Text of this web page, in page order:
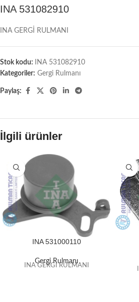
INA 531082910
INA GERGİ RULMANI
Stok kodu:
INA 531082910
Kategoriler: Gergi Rulmanı
Paylaş:
İlgili ürünler
INA 531000110
Gergi Rulmanı
INA GERGİ RULMANI